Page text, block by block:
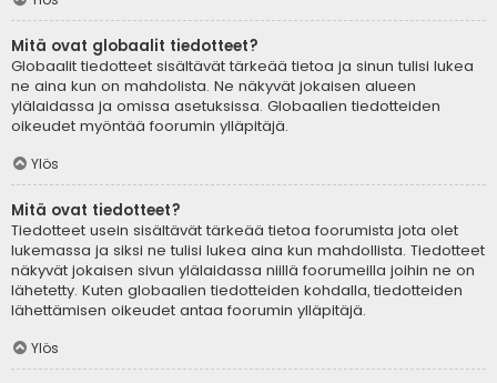
Mitä ovat globaalit tiedotteet?
Globaalit tiedotteet sisältävät tärkeää tietoa ja sinun tulisi lukea
ne aina kun on mahdolista. Ne näkyvät jokaisen alueen
ylälaidassa ja omissa asetuksissa. Globaalien tiedotteiden
oikeudet myöntää foorumin ylläpitäjä.
Ylös
Mitä ovat tiedotteet?
Tiedotteet usein sisältävät tärkeää tietoa foorumista jota olet
lukemassa ja siksi ne tulisi lukea aina kun mahdollista. Tiedotteet
näkyvät jokaisen sivun ylälaidassa niillä foorumeilla joihin ne on
lähetetty. Kuten globaalien tiedotteiden kohdalla, tiedotteiden
lähettämisen oikeudet antaa foorumin ylläpitäjä.
Ylös